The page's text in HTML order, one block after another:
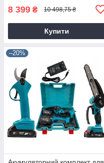
8 399 ₴ 10 498,75 ₴
Купити
–20%